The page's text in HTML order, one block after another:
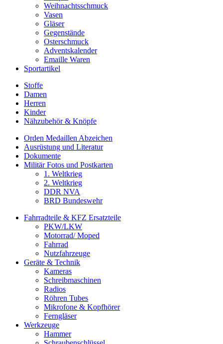
Weihnachtsschmuck
Vasen
Gläser
Gegenstände
Osterschmuck
Adventskalender
Emaille Waren
Sportartikel
Stoffe
Damen
Herren
Kinder
Nähzubehör & Knöpfe
Orden Medaillen Abzeichen
Ausrüstung und Literatur
Dokumente
Militär Fotos und Postkarten
1. Weltkrieg
2. Weltkrieg
DDR NVA
BRD Bundeswehr
Fahrradteile & KFZ Ersatzteile
PKW/LKW
Motorrad/ Moped
Fahrrad
Nutzfahrzeuge
Geräte & Technik
Kameras
Schreibmaschinen
Radios
Röhren Tubes
Mikrofone & Kopfhörer
Ferngläser
Werkzeuge
Hammer